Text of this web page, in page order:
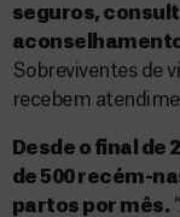
seguros,
Sobreviventes de
recebem
Desde o final de
de 500 recém-
partos por mês.